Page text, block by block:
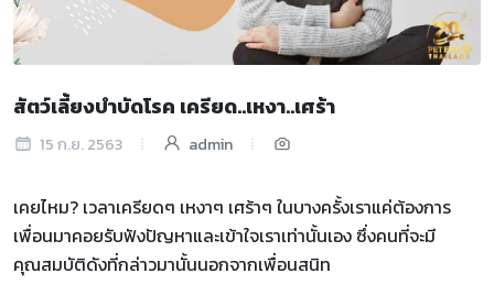
สัตว์เลี้ยงบำบัดโรค เครียด..เหงา..เศร้า
15 ก.ย. 2563 admin
เคยไหม? เวลาเครียดๆ เหงาๆ เศร้าๆ ในบางครั้งเราแค่ต้องการ
เพื่อนมาคอยรับฟังปัญหาและเข้าใจเราเท่านั้นเอง ซึ่งคนที่จะมี
คุณสมบัติดังที่กล่าวมานั้นนอกจากเพื่อนสนิท